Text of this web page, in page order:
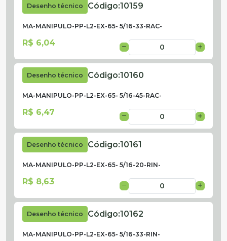
Desenho técnico Código:10159
MA-MANIPULO-PP-L2-EX-65- 5/16-33-RAC-
R$ 6,04
Desenho técnico Código:10160
MA-MANIPULO-PP-L2-EX-65- 5/16-45-RAC-
R$ 6,47
Desenho técnico Código:10161
MA-MANIPULO-PP-L2-EX-65- 5/16-20-RIN-
R$ 8,63
Desenho técnico Código:10162
MA-MANIPULO-PP-L2-EX-65- 5/16-33-RIN-